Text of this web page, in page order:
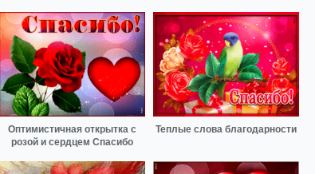
Оптимистичная открытка с
розой и сердцем Спасибо
Теплые слова благодарности